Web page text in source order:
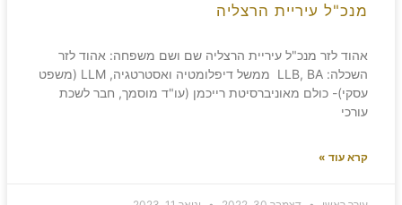
מנכ"ל עיריית הרצליה
אהוד לזר מנכ"ל עיריית הרצליה שם ושם משפחה: אהוד לזר
השכלה: LLB, BA ממשל דיפלומטיה ואסטרטגיה, LLM (משפט
עסקי)- כולם מאוניברסיטת רייכמן (עו"ד מוסמך, חבר לשכת
עורכי
קרא עוד »